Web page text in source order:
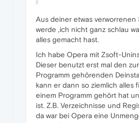
Aus deiner etwas verworrenen
werde ,ich nicht ganz schlau
alles gemacht hast.
Ich habe Opera mit Zsoft-
Dieser benutzt erst mal den
Programm gehörenden
kann er dann so ziemlich alles
einem Programm gehört hat
ist. Z.B. Verzeichnisse und
da war bei Opera eine